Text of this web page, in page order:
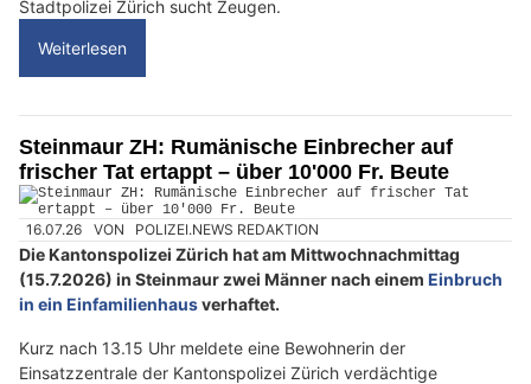
Stadtpolizei Zürich sucht Zeugen.
Weiterlesen
Steinmaur ZH: Rumänische Einbrecher auf
frischer Tat ertappt – über 10'000 Fr. Beute
16.07.26 VON POLIZEI.NEWS REDAKTION
Die Kantonspolizei Zürich hat am Mittwochnachmittag
(15.7.2026) in Steinmaur zwei Männer nach einem Einbruch
in ein Einfamilienhausverhaftet.
Kurz nach 13.15 Uhr meldete eine Bewohnerin der
Einsatzzentrale der Kantonspolizei Zürich verdächtige